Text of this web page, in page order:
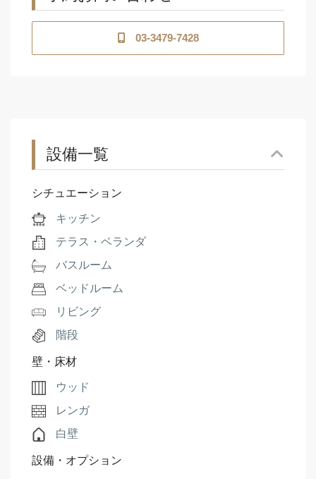
03-3479-7428
設備一覧
シチュエーション
キッチン
テラス・ベランダ
バスルーム
ベッドルーム
リビング
階段
壁・床材
ウッド
レンガ
白壁
設備・オプション